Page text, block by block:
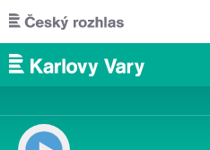
Přejít k hlavnímu obsahu